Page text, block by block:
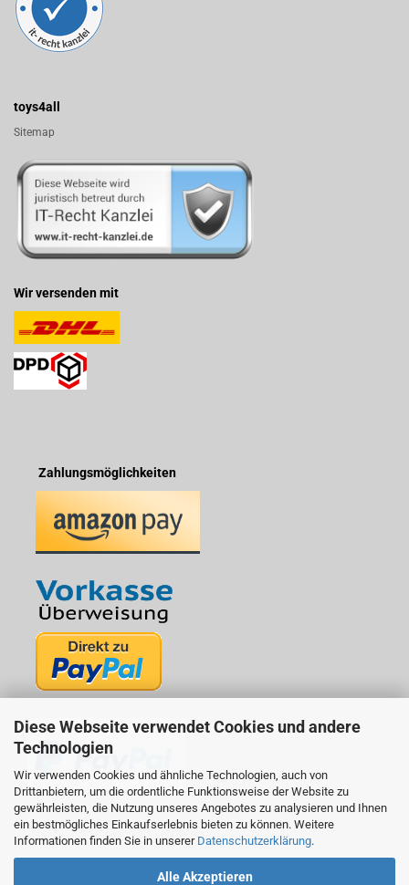
Diese Webseite verwendet Cookies und andere
Technologien
Wir verwenden Cookies und ähnliche Technologien, auch von
Drittanbietern, um die ordentliche Funktionsweise der Website zu
gewährleisten, die Nutzung unseres Angebotes zu analysieren und Ihnen
ein bestmögliches Einkaufserlebnis bieten zu können. Weitere
Informationen finden Sie in unserer Datenschutzerklärung.
Alle Akzeptieren
toys4all
Sitemap
Wir versenden mit
Zahlungsmöglichkeiten